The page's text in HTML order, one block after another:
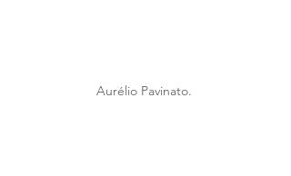
Aurélio Pavinato.